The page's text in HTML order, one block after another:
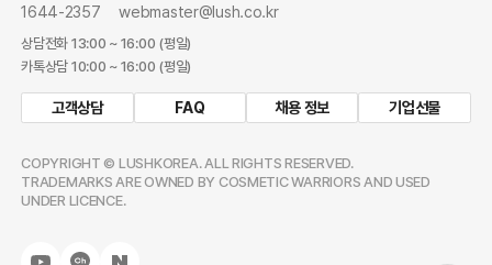
1644-2357 webmaster@lush.co.kr
상담전화 13:00 ~ 16:00 (평일)
카톡상담 10:00 ~ 16:00 (평일)
고객상담 FAQ 채용 정보 기업선물
COPYRIGHT © LUSHKOREA. ALL RIGHTS RESERVED.
TRADEMARKS ARE OWNED BY COSMETIC WARRIORS AND USED
UNDER LICENCE.